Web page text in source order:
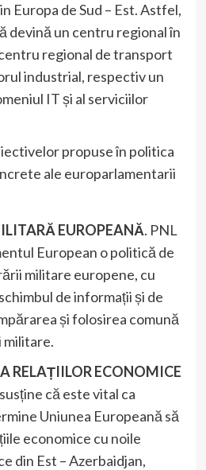
Europa de Sud – Est. Astfel,
devină un centru regional în
regional de transport
industrial, respectiv un
IT și al serviciilor
propuse în politica
ale europarlamentarii
EUROPEANĂ. PNL
European o politică de
militare europene, cu
de informații și de
și folosirea comună
militare.
RELAȚIILOR ECONOMICE
că este vital ca
Uniunea Europeană să
economice cu noile
din Est – Azerbaidjan,